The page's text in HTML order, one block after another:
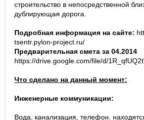
строительство в непосредственной
дублирующая дорога.
Подробная информация на сайте:
tsentr.pylon-project.ru/
Предварительная смета за 04.2014
https://drive.google.com/file/d/
Что сделано на данный момент:
Инженерные коммуникации:
Вода, канализация, телефон.